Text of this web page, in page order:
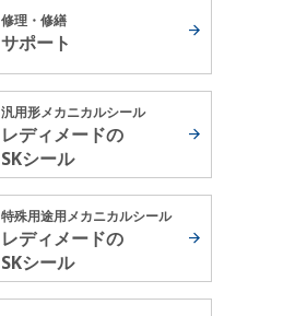
修理・修繕
サポート
汎用形メカニカルシール
レディメードの
SKシール
特殊用途用メカニカルシール
レディメードの
SKシール